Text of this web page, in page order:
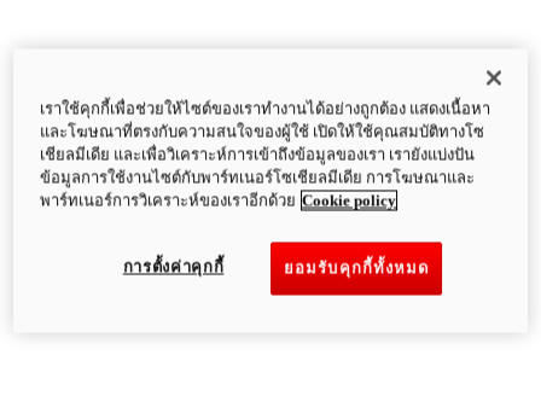
เราใช้คุกกี้เพื่อช่วยให้ไซต์ของเราทำงานได้อย่างถูกต้อง แสดงเนื้อหา
และโฆษณาที่ตรงกับความสนใจของผู้ใช้ เปิดให้ใช้คุณสมบัติทางโซ
เชียลมีเดีย และเพื่อวิเคราะห์การเข้าถึงข้อมูลของเรา เรายังแบ่งปัน
ข้อมูลการใช้งานไซต์กับพาร์ทเนอร์โซเชียลมีเดีย การโฆษณาและ
พาร์ทเนอร์การวิเคราะห์ของเราอีกด้วย Cookie policy
ยอมรับคุกกี้ทั้งหมด
การตั้งค่าคุกกี้